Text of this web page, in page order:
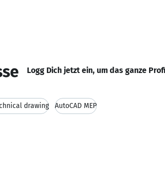
Logg Dich jetzt ein, um das ganze
drawing AutoCAD MEP